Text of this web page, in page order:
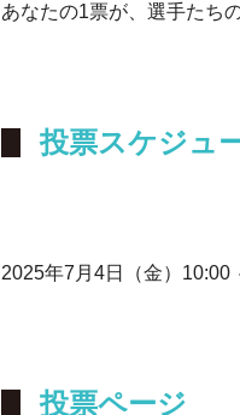
あなたの1票が、選手たち
投票スケジュ
2025年7月4日（金）10:00
投票ページ